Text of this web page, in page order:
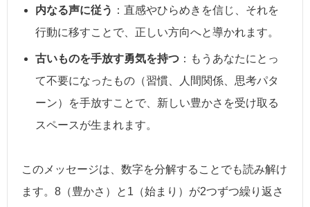
内なる声に従う ：直感やひらめきを信じ、それを
行動に移すことで、正しい方向へと導かれます。
古いものを手放す勇気を持つ ：もうあなたにとっ
て不要になったもの（習慣、人間関係、思考パタ
ーン）を手放すことで、新しい豊かさを受け取る
スペースが生まれます。
このメッセージは、数字を分解することでも読み解け
ます。8（豊かさ）と1（始まり）が2つずつ繰り返さ